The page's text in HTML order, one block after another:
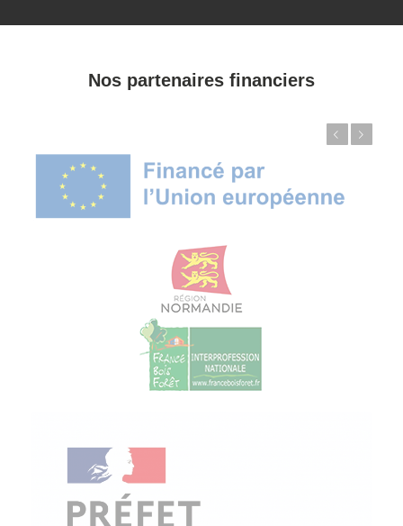
Nos partenaires financiers
© Copyright - ProfessionsBois | Conception et réalisation :
Actualités
Mentions légales
Politique de confidentialité